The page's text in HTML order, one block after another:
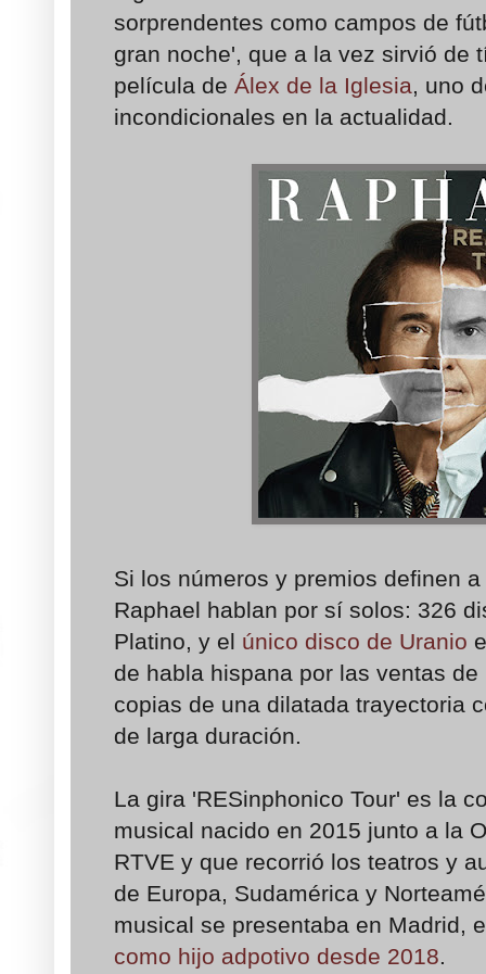
sorprendentes como campos de
gran noche', que a la vez sirvió de
película de Álex de la Iglesia, uno
incondicionales en la actualidad.
Si los números y premios definen
Raphael hablan por sí solos: 326
Platino, y el único disco de Uranio
de habla hispana por las ventas
copias de una dilatada trayectoria
de larga duración.
La gira 'RESinphonico Tour' es la
musical nacido en 2015 junto a la
RTVE y que recorrió los teatros y
de Europa, Sudamérica y
musical se presentaba en Madrid,
como hijo adpotivo desde 2018.